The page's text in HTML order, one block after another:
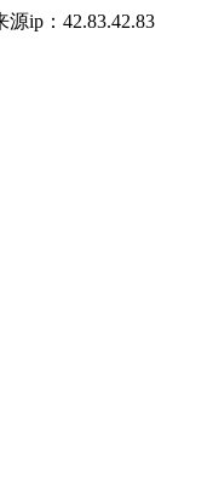
ip：42.83.42.83